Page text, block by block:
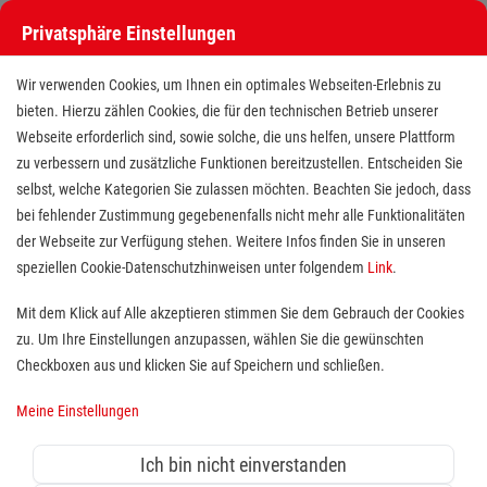
Freigestellte bzw. teilfreigestellte
Praxisanleiter (m/w/d)
Standort(e):Erlangen
Vollzeit (38,5 Std.) ∼
Unbefristet ∼ Einstieg nach
Privatsphäre Einstellungen
Wir verwenden Cookies, um Ihnen ein optimales Webseiten-Erlebnis zu
bieten. Hierzu zählen Cookies, die für den technischen Betrieb unserer
Webseite erforderlich sind, sowie solche, die uns helfen, unsere Plattform
zu verbessern und zusätzliche Funktionen bereitzustellen. Entscheiden Sie
selbst, welche Kategorien Sie zulassen möchten. Beachten Sie jedoch, dass
bei fehlender Zustimmung gegebenenfalls nicht mehr alle Funktionalitäten
der Webseite zur Verfügung stehen. Weitere Infos finden Sie in unseren
speziellen Cookie-Datenschutzhinweisen unter folgendem Link.
Mit dem Klick auf Alle akzeptieren stimmen Sie dem Gebrauch der Cookies
zu. Um Ihre Einstellungen anzupassen, wählen Sie die gewünschten
Checkboxen aus und klicken Sie auf Speichern und schließen.
Meine Einstellungen
Ich bin nicht einverstanden